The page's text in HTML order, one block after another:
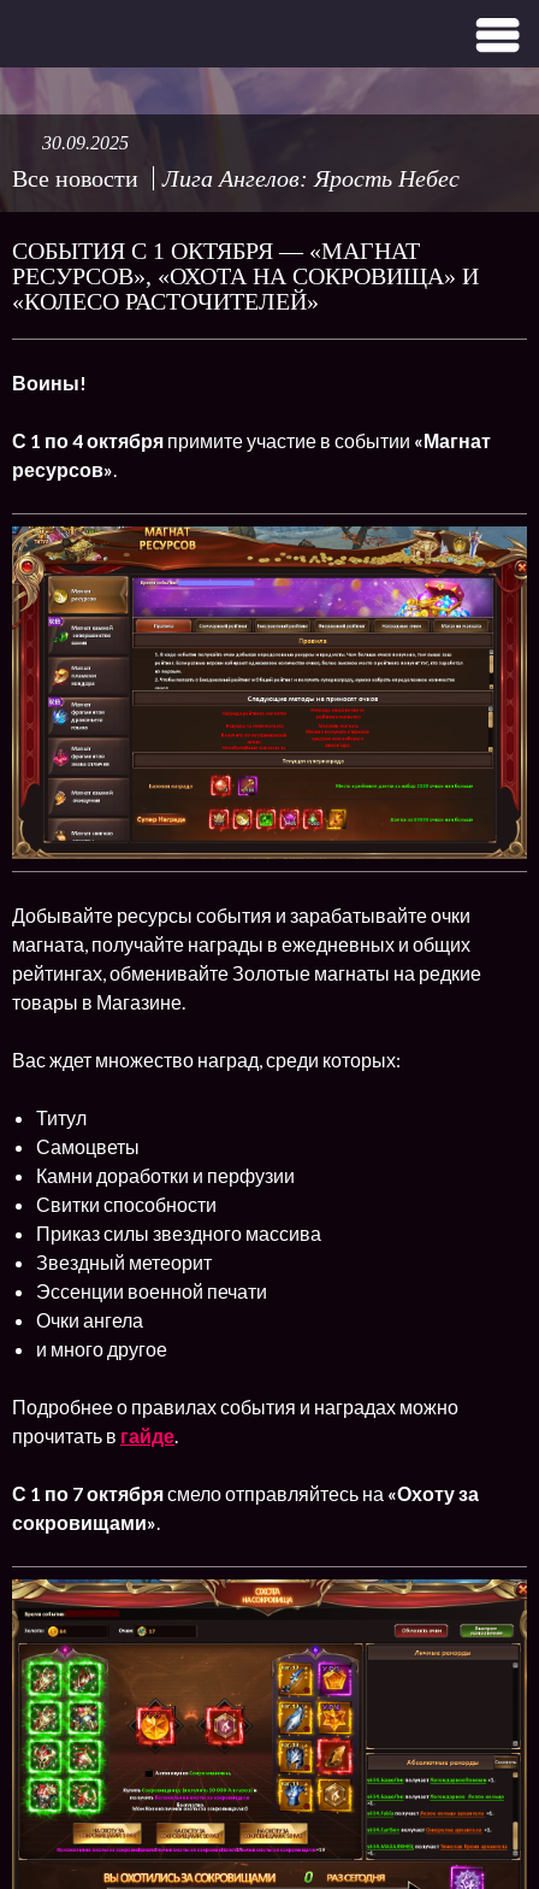
Все новости Лига Ангелов: Ярость Небес
30.09.2025
СОБЫТИЯ С 1 ОКТЯБРЯ — «МАГНАТ
РЕСУРСОВ», «ОХОТА НА СОКРОВИЩА» И
«КОЛЕСО РАСТОЧИТЕЛЕЙ»
Воины!
С 1 по 4 октября примите участие в событии «Магнат
ресурсов».
Добывайте ресурсы события и зарабатывайте очки
магната, получайте награды в ежедневных и общих
рейтингах, обменивайте Золотые магнаты на редкие
товары в Магазине.
Вас ждет множество наград, среди которых:
Титул
Самоцветы
Камни доработки и перфузии
Свитки способности
Приказ силы звездного массива
Звездный метеорит
Эссенции военной печати
Очки ангела
и много другое
Подробнее о правилах события и наградах можно
прочитать в гайде
С 1 по 7 октябрясмело отправляйтесь на «Охоту за
сокровищами»